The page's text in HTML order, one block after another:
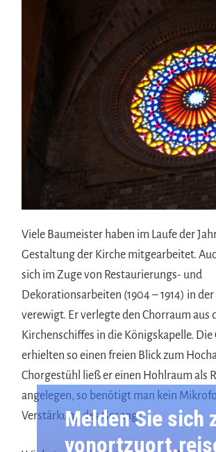
Viele Baumeister haben im Laufe der
Gestaltung der Kirche mitgearbeitet.
sich im Zuge von Restaurierungs- und
Dekorationsarbeiten (1904 – 1914) in
verewigt. Er verlegte den Chorraum aus
Kirchenschiffes in die Königskapelle. Die
erhielten so einen freien Blick zum
Chorgestühl ließ er einen Hohlraum als
angelegen, so benötigt man kein
Verstärkung des Gesangs.
Melden Sie sich